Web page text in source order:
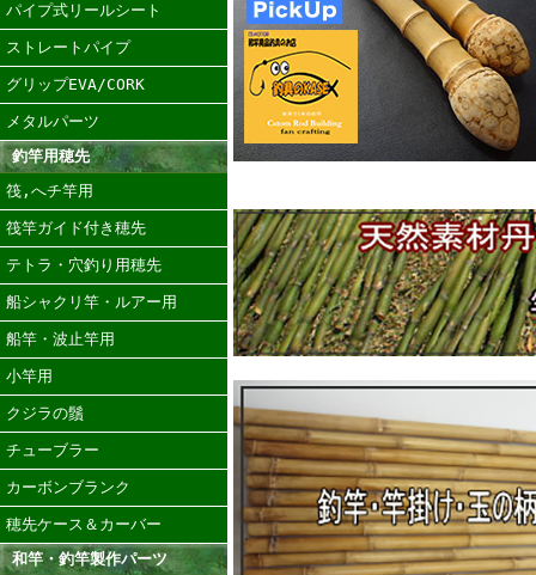
パイプ式リールシート
ストレートパイプ
グリップEVA/CORK
メタルパーツ
釣竿用穂先
筏,へチ竿用
筏竿ガイド付き穂先
テトラ・穴釣り用穂先
船シャクリ竿・ルアー用
船竿・波止竿用
小竿用
クジラの鬚
チューブラー
カーボンブランク
穂先ケース＆カーバー
和竿・釣竿製作パーツ